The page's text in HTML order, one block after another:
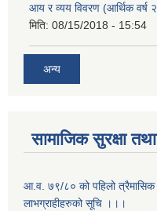
आय र व्यय विवरण (आर्थिक वर्ष
मिति: 08/15/2018 - 15:54
अन्य
सामाजिक सुरक्षा
आ.व. ७९/८० को पहिलो त्रैमासिक
लाभग्राहीहरुको सूचि ।।।